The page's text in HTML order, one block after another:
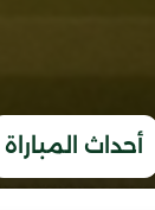
أحداث المباراة